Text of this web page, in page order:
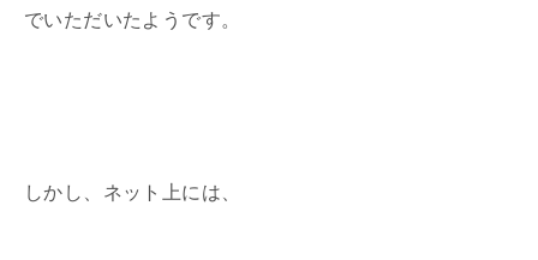
でいただいたようです。
しかし、ネット上には、